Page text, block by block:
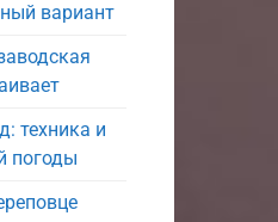
вариант
техника и
погоды